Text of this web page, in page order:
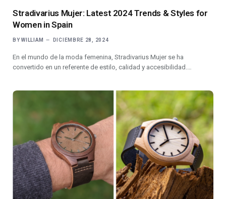
Stradivarius Mujer: Latest 2024 Trends & Styles for
Women in Spain
BY WILLIAM DICIEMBRE 28, 2024
En el mundo de la moda femenina, Stradivarius Mujer se ha
convertido en un referente de estilo, calidad y accesibilidad.…